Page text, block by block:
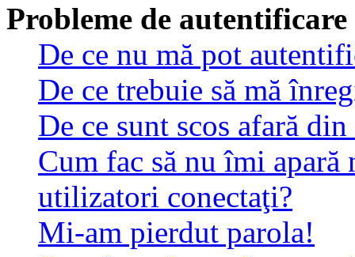
Probleme de
De ce nu mă pot
De ce trebuie să mă
De ce sunt scos afară
Cum fac să nu îmi
utilizatori conectaţi?
Mi-am pierdut parola!